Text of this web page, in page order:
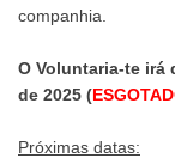
companhia.
O Voluntaria-te irá
de 2025 (
Próximas datas: